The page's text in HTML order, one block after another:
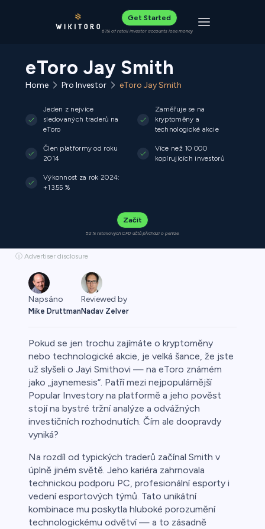
Get Started
61% of retail investor accounts lose money Toggle
eToro Jay Smith
Home Pro Investor eToro Jay Smith
Jeden z nejvíce
sledovaných traderů na
eToro
Zaměřuje se na
kryptoměny a
technologické akcie
Člen platformy od roku
2014
Více než 10 000
kopírujících investorů
Výkonnost za rok 2024:
+13.55 %
Začít
52 % retailových CFD účtů přichází o peníze.
ⓘ Advertiser disclosure
Napsáno
Mike Druttman
Reviewed by
Nadav Zelver
Pokud se jen trochu zajímáte o kryptoměny
nebo technologické akcie, je velká šance, že jste
už slyšeli o Jayi Smithovi — na eToro známém
jako „jaynemesis“. Patří mezi nejpopulárnější
Popular Investory na platformě a jeho pověst
stojí na bystré tržní analýze a odvážných
investičních rozhodnutích. Čím ale doopravdy
vyniká?
Na rozdíl od typických traderů začínal Smith v
úplně jiném světě. Jeho kariéra zahrnovala
technickou podporu PC, profesionální esporty i
vedení esportových týmů. Tato unikátní
kombinace mu poskytla hluboké porozumění
technologickému odvětví — a to zásadně